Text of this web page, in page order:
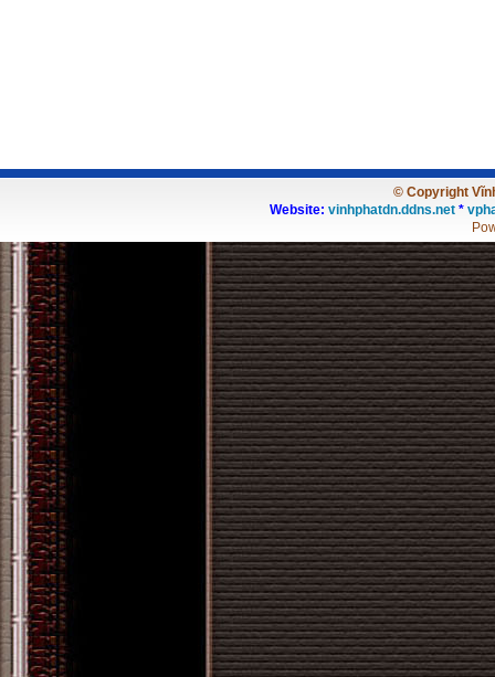
© Copyright
Website: vinhphatdn.ddns.net *